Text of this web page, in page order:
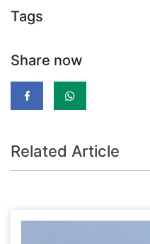
Tags
Share now
Related Article